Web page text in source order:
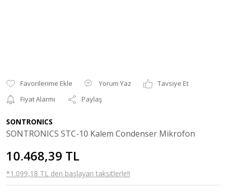
Yorum Yaz
Tavsiye Et
Fiyat Alarmı
Paylaş
SONTRONICS
SONTRONICS STC-10 Kalem Condenser Mikrofon
10.468,39 TL
*1.099,18 TL den başlayan taksitlerle!!